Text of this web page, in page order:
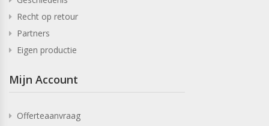
Recht op retour
Partners
Eigen productie
Mijn Account
Offerteaanvraag